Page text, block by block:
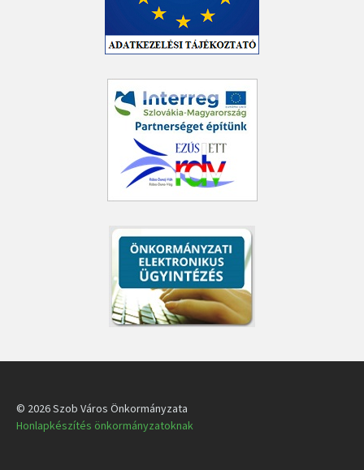
© 2026 Szob Város Önkormányzata
Honlapkészítés önkormányzatoknak